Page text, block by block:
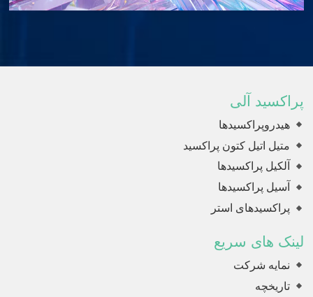
پراکسید آلی
هیدروپراکسیدها
متیل اتیل کتون پراکسید
آلکیل پراکسیدها
آسیل پراکسیدها
پراکسیدهای استر
لینک های سریع
نمایه شرکت
تاریخچه